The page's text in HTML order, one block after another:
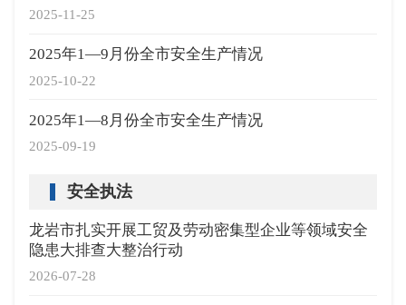
2025-11-25
2025-10-22
2025年1—9月份全市安全生产情况
2025-09-19
2025年1—8月份全市安全生产情况
安全执法
2026-07-28
龙岩市扎实开展工贸及劳动密集型企业等领域安全
隐患大排查大整治行动